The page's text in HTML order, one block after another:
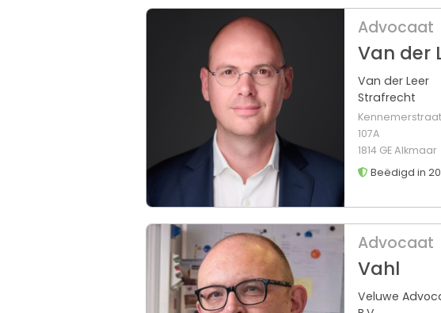
Advocaat
Van der
Van der Leer
Strafrecht
107A
1814 GE Alkmaar
Beëdigd in
Advocaat
Vahl
Veluwe